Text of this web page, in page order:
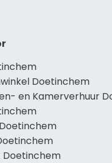
Doetinchem
en Kamerverhuur
Doetinchem